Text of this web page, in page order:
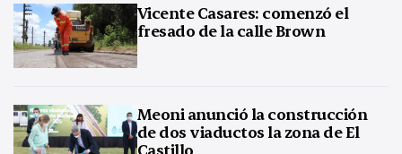
Vicente Casares: comenzó el
fresado de la calle Brown
Meoni anunció la construcción
de dos viaductos la zona de El
Castillo